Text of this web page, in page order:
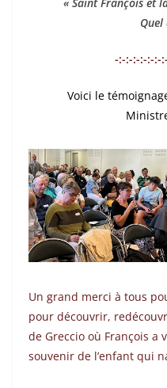
Quel
-:-:-:-:-:-:-
Voici le
Un grand merci à tous
pour découvrir,
de Greccio où François a
souvenir de l’enfant qui